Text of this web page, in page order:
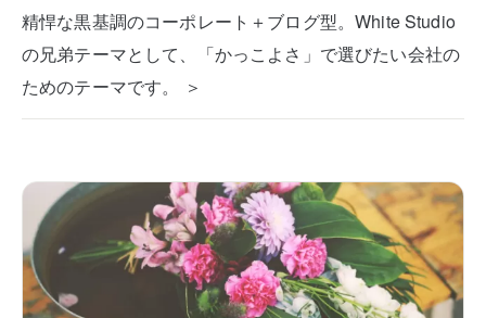
精悍な黒基調のコーポレート＋ブログ型。White Studio
の兄弟テーマとして、「かっこよさ」で選びたい会社の
ためのテーマです。 ＞